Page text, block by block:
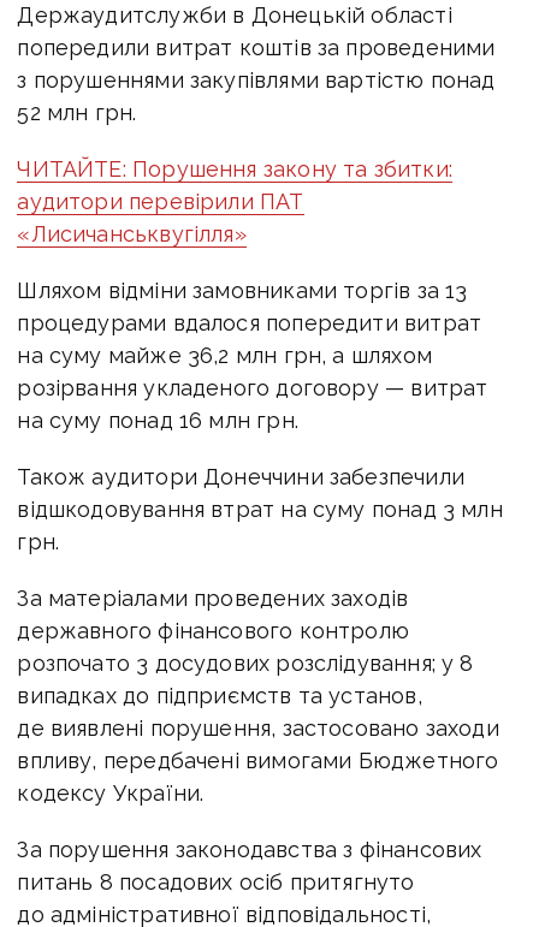
Держаудитслужби в Донецькій області
попередили витрат коштів за проведеними
з порушеннями закупівлями вартістю понад
52 млн грн.
ЧИТАЙТЕ: Порушення закону та збитки:
аудитори перевірили ПАТ
«Лисичанськвугілля»
Шляхом відміни замовниками торгів за 13
процедурами вдалося попередити витрат
на суму майже 36,2 млн грн, а шляхом
розірвання укладеного договору — витрат
на суму понад 16 млн грн.
Також аудитори Донеччини забезпечили
відшкодовування втрат на суму понад 3 млн
грн.
За матеріалами проведених заходів
державного фінансового контролю
розпочато 3 досудових розслідування; у 8
випадках до підприємств та установ,
де виявлені порушення, застосовано заходи
впливу, передбачені вимогами Бюджетного
кодексу України.
За порушення законодавства з фінансових
питань 8 посадових осіб притягнуто
до адміністративної відповідальності,